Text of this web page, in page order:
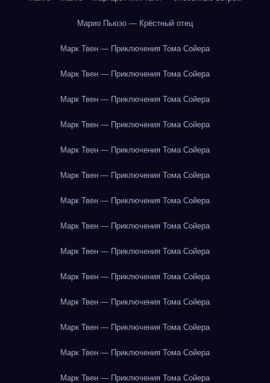
Марио Пьюзо — Крёстный отец
Марк Твен — Приключения Тома Сойера
Марк Твен — Приключения Тома Сойера
Марк Твен — Приключения Тома Сойера
Марк Твен — Приключения Тома Сойера
Марк Твен — Приключения Тома Сойера
Марк Твен — Приключения Тома Сойера
Марк Твен — Приключения Тома Сойера
Марк Твен — Приключения Тома Сойера
Марк Твен — Приключения Тома Сойера
Марк Твен — Приключения Тома Сойера
Марк Твен — Приключения Тома Сойера
Марк Твен — Приключения Тома Сойера
Марк Твен — Приключения Тома Сойера
Марк Твен — Приключения Тома Сойера